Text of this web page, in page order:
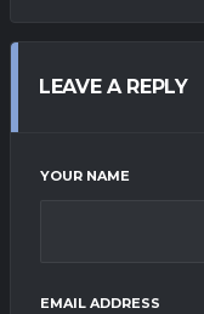
LEAVE A REPLY
YOUR NAME
EMAIL ADDRESS